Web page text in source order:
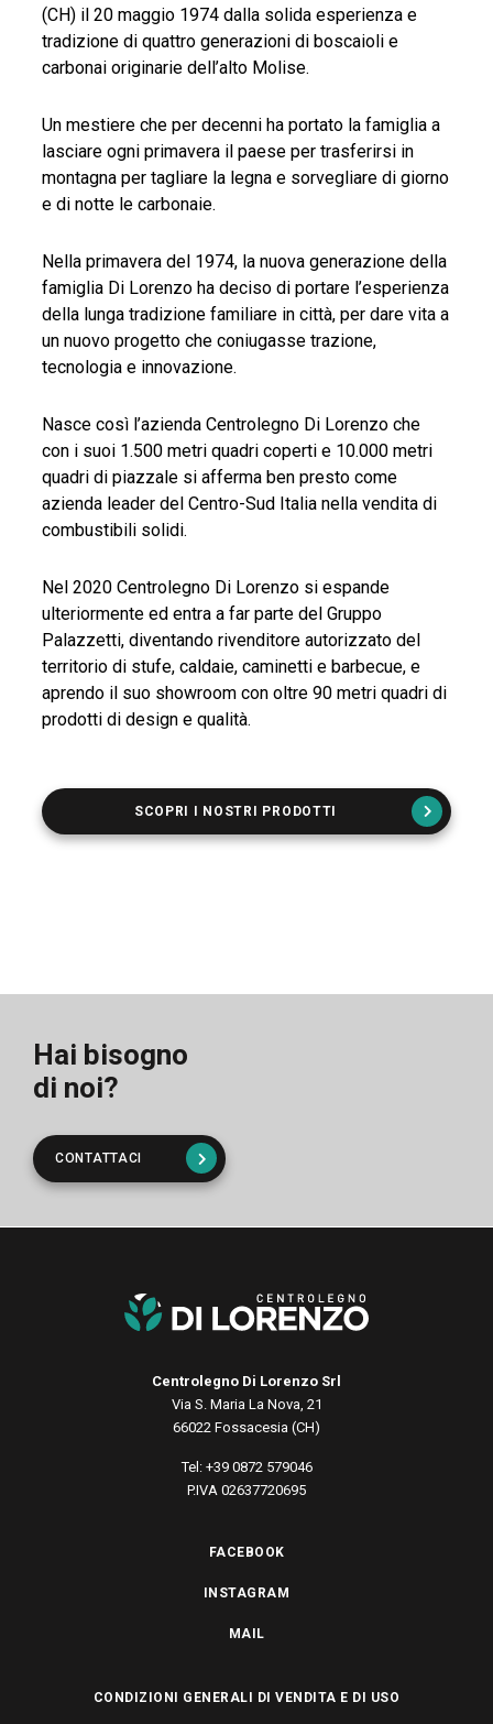
(CH) il 20 maggio 1974 dalla solida esperienza e
tradizione di quattro generazioni di boscaioli e
carbonai originarie dell’alto Molise.
Un mestiere che per decenni ha portato la famiglia a
lasciare ogni primavera il paese per trasferirsi in
montagna per tagliare la legna e sorvegliare di giorno
e di notte le carbonaie.
Nella primavera del 1974, la nuova generazione della
famiglia Di Lorenzo ha deciso di portare l’esperienza
della lunga tradizione familiare in città, per dare vita a
un nuovo progetto che coniugasse trazione,
tecnologia e innovazione.
Nasce così l’azienda Centrolegno Di Lorenzo che
con i suoi 1.500 metri quadri coperti e 10.000 metri
quadri di piazzale si afferma ben presto come
azienda leader del Centro-Sud Italia nella vendita di
combustibili solidi.
Nel 2020 Centrolegno Di Lorenzo si espande
ulteriormente ed entra a far parte del Gruppo
Palazzetti, diventando rivenditore autorizzato del
territorio di stufe, caldaie, caminetti e barbecue, e
aprendo il suo showroom con oltre 90 metri quadri di
prodotti di design e qualità.
SCOPRI I NOSTRI PRODOTTI
Hai bisogno
di noi?
CONTATTACI
Centrolegno Di Lorenzo Srl
Via S. Maria La Nova, 21
66022 Fossacesia (CH)
Tel: +39 0872 579046
P.IVA 02637720695
FACEBOOK
INSTAGRAM
MAIL
CONDIZIONI GENERALI DI VENDITA E DI USO